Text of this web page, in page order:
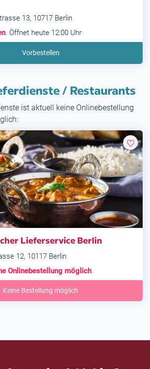
13, 10717 Berlin
. Öffnet heute 12:00 Uhr
Vorbestellen
/ Restaurants
ist aktuell keine Onlinebestellung
Lieferservice Berlin
12, 10117 Berlin
Onlinebestellung möglich.
Keine Bestellung möglich